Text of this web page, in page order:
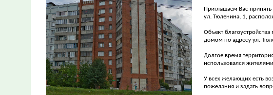
Приглашаем Вас
ул. Тюленина, 1,
Объект
домом по адресу ул.
Долгое время
использовался
У всех желающих есть
пожелания и задать